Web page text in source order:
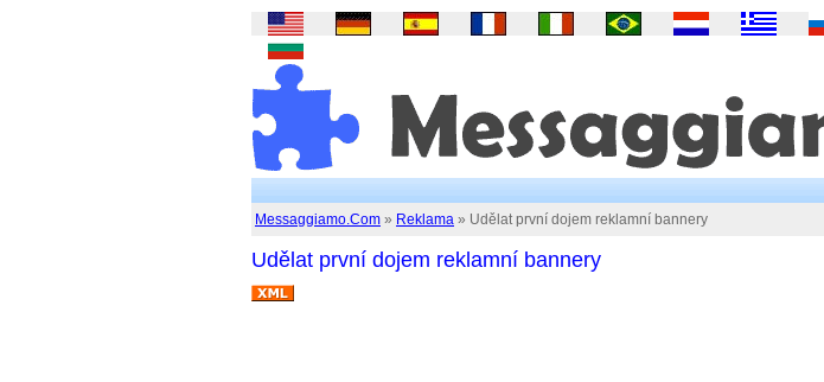
Messaggiamo.Com » Reklama » Udělat první dojem reklamní bannery
Udělat první dojem reklamní bannery